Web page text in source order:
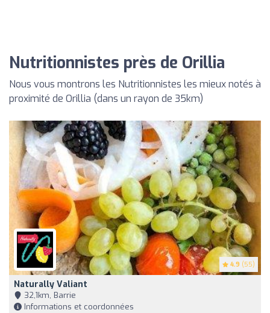
Nutritionnistes près de Orillia
Nous vous montrons les Nutritionnistes les mieux notés à
proximité de Orillia (dans un rayon de 35km)
4.9 (55)
Naturally Valiant
32,1km, Barrie
Informations et coordonnées